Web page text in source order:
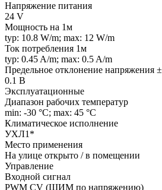
Напряжение питания
24 V
Мощность на 1м
typ: 10.8 W/m; max: 12 W/m
Ток потребления 1м
typ: 0.45 A/m; max: 0.5 A/m
Предельное отклонение напряжения ±
0.1 В
Эксплуатационные
Диапазон рабочих температур
min: -30 °C; max: 45 °C
Климатическое исполнение
УХЛ1*
Место применения
На улице открыто / в помещении
Управление
Входной сигнал
PWM СV (ШИМ по напряжению)